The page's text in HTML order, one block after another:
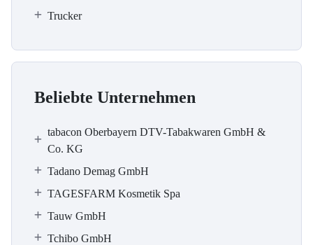
Trucker
Beliebte Unternehmen
tabacon Oberbayern DTV-Tabakwaren GmbH &
Co. KG
Tadano Demag GmbH
TAGESFARM Kosmetik Spa
Tauw GmbH
Tchibo GmbH